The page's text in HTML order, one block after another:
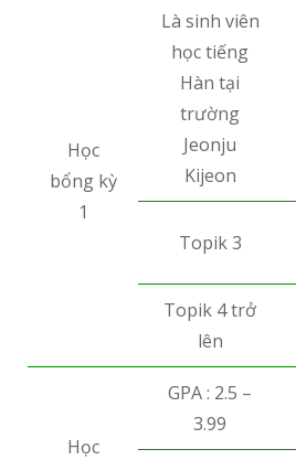
Học
bổng kỳ
1
Là sinh viên
học tiếng
Hàn tại
trường
Jeonju
Kijeon
Topik 3
Topik 4 trở
lên
Học
GPA : 2.5 –
3.99